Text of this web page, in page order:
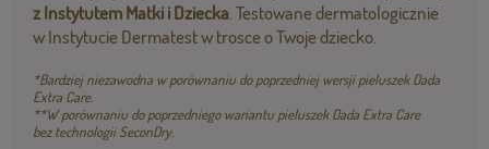
z Instytutem Matki i Dziecka . Testowane dermatologicznie
w Instytucie Dermatest w trosce o Twoje dziecko.
*Bardziej niezawodna w porównaniu do poprzedniej wersji pieluszek Dada
Extra Care.
**W porównaniu do poprzedniego wariantu pieluszek Dada Extra Care
bez technologii SeconDry.